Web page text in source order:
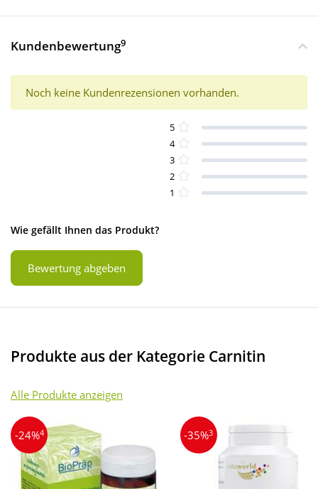
Kundenbewertung9
Noch keine Kundenrezensionen vorhanden.
5
4
3
2
1
Wie gefällt Ihnen das Produkt?
Bewertung abgeben
Produkte aus der Kategorie Carnitin
Alle Produkte anzeigen
-24%4 -35%3